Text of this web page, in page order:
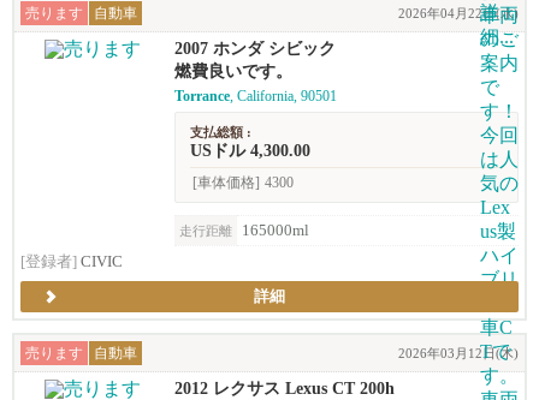
売ります 自動車 2026年04月22日(水)
2007 ホンダ シビック
燃費良いです。
Torrance, California, 90501
支払総額 :
USドル 4,300.00
[車体価格] 4300
走行距離
165000ml
[登録者] CIVIC
詳細
売ります 自動車 2026年03月12日(木)
2012 レクサス Lexus CT 200h